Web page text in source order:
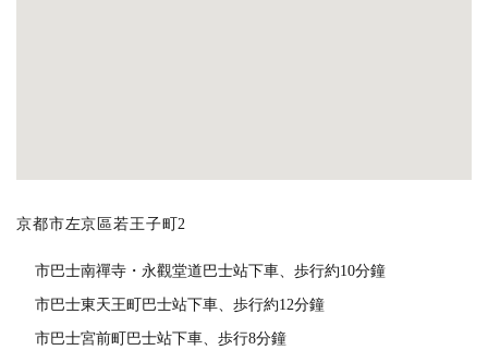
京都市左京區若王子町2
市巴士南禪寺・永觀堂道巴士站下車、歩行約10分鐘
市巴士東天王町巴士站下車、歩行約12分鐘
市巴士宮前町巴士站下車、歩行8分鐘